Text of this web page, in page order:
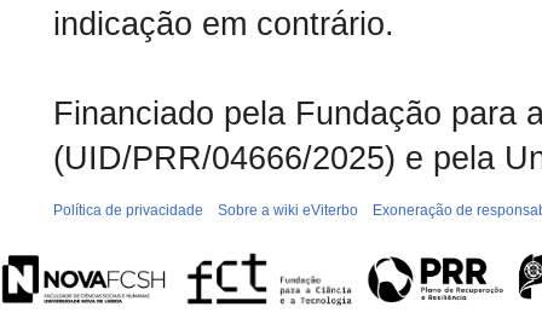
indicação em contrário.
Financiado pela Fundação para
(UID/PRR/04666/2025) e pela
Política de privacidade Sobre a wiki eViterbo Exoneração de